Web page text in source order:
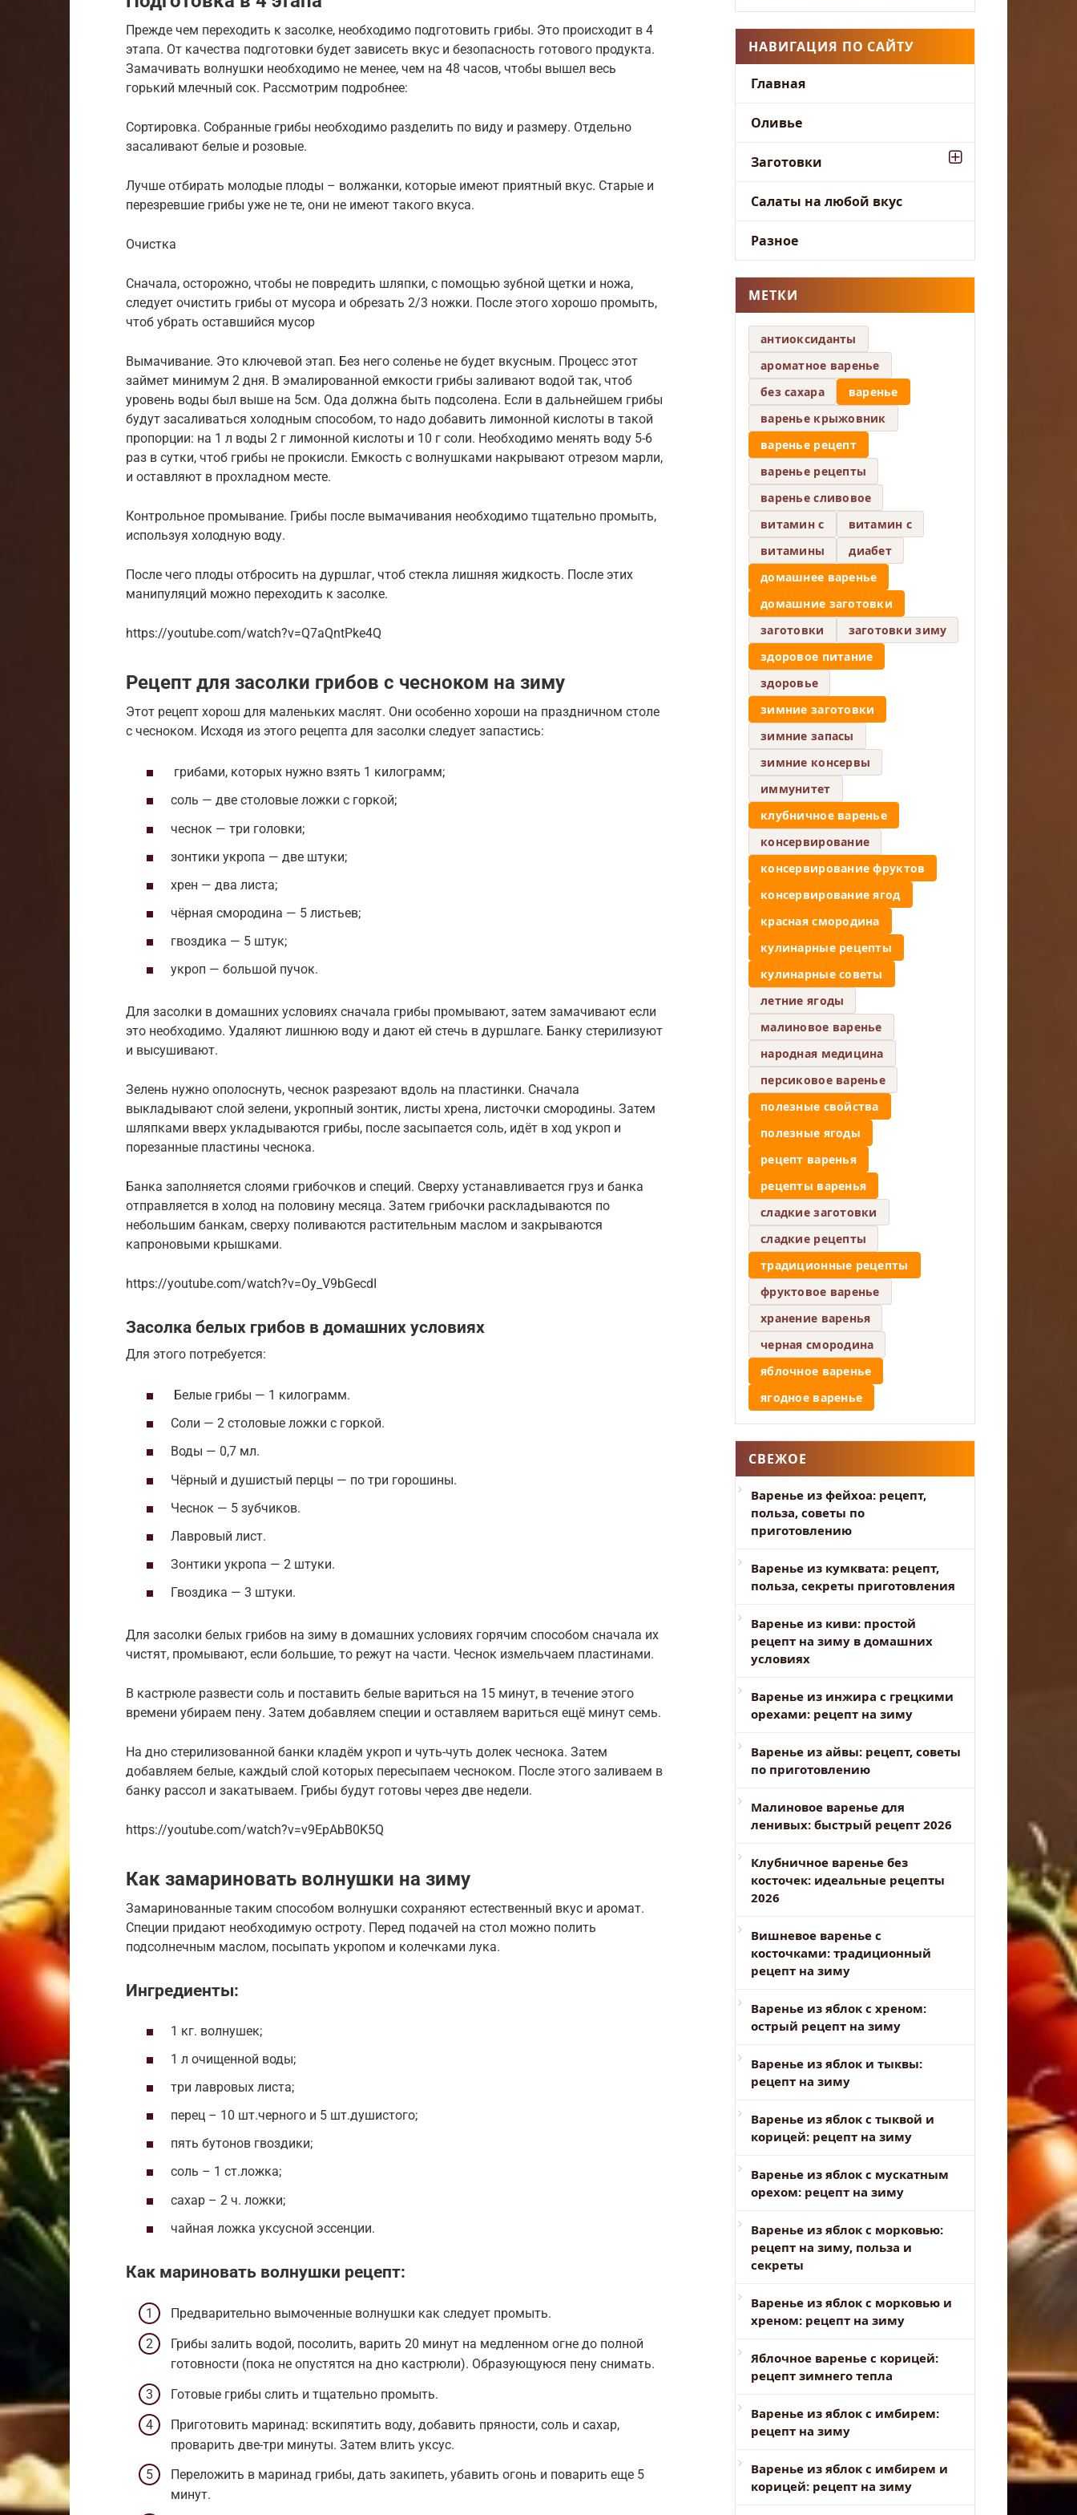
Прежде чем переходить к засолке, необходимо подготовить грибы. Это происходит в 4
этапа. От качества подготовки будет зависеть вкус и безопасность готового продукта.
Замачивать волнушки необходимо не менее, чем на 48 часов, чтобы вышел весь
горький млечный сок. Рассмотрим подробнее:
Сортировка. Собранные грибы необходимо разделить по виду и размеру. Отдельно
засаливают белые и розовые.
Лучше отбирать молодые плоды – волжанки, которые имеют приятный вкус. Старые и
перезревшие грибы уже не те, они не имеют такого вкуса.
Очистка
Сначала, осторожно, чтобы не повредить шляпки, с помощью зубной щетки и ножа,
следует очистить грибы от мусора и обрезать 2/3 ножки. После этого хорошо промыть,
чтоб убрать оставшийся мусор
Вымачивание. Это ключевой этап. Без него соленье не будет вкусным. Процесс этот
займет минимум 2 дня. В эмалированной емкости грибы заливают водой так, чтоб
уровень воды был выше на 5см. Ода должна быть подсолена. Если в дальнейшем грибы
будут засаливаться холодным способом, то надо добавить лимонной кислоты в такой
пропорции: на 1 л воды 2 г лимонной кислоты и 10 г соли. Необходимо менять воду 5-6
раз в сутки, чтоб грибы не прокисли. Емкость с волнушками накрывают отрезом марли,
и оставляют в прохладном месте.
Контрольное промывание. Грибы после вымачивания необходимо тщательно промыть,
используя холодную воду.
После чего плоды отбросить на дуршлаг, чтоб стекла лишняя жидкость. После этих
манипуляций можно переходить к засолке.
https://youtube.com/watch?v=Q7aQntPke4Q
Рецепт для засолки грибов с чесноком на зиму
Этот рецепт хорош для маленьких маслят. Они особенно хороши на праздничном столе
с чесноком. Исходя из этого рецепта для засолки следует запастись:
грибами, которых нужно взять 1 килограмм;
соль — две столовые ложки с горкой;
чеснок — три головки;
зонтики укропа — две штуки;
хрен — два листа;
чёрная смородина — 5 листьев;
гвоздика — 5 штук;
укроп — большой пучок.
Для засолки в домашних условиях сначала грибы промывают, затем замачивают если
это необходимо. Удаляют лишнюю воду и дают ей стечь в дуршлаге. Банку стерилизуют
и высушивают.
Зелень нужно ополоснуть, чеснок разрезают вдоль на пластинки. Сначала
выкладывают слой зелени, укропный зонтик, листы хрена, листочки смородины. Затем
шляпками вверх укладываются грибы, после засыпается соль, идёт в ход укроп и
порезанные пластины чеснока.
Банка заполняется слоями грибочков и специй. Сверху устанавливается груз и банка
отправляется в холод на половину месяца. Затем грибочки раскладываются по
небольшим банкам, сверху поливаются растительным маслом и закрываются
капроновыми крышками.
https://youtube.com/watch?v=Oy_V9bGecdI
Засолка белых грибов в домашних условиях
Для этого потребуется:
Белые грибы — 1 килограмм.
Соли — 2 столовые ложки с горкой.
Воды — 0,7 мл.
Чёрный и душистый перцы — по три горошины.
Чеснок — 5 зубчиков.
Лавровый лист.
Зонтики укропа — 2 штуки.
Гвоздика — 3 штуки.
Для засолки белых грибов на зиму в домашних условиях горячим способом сначала их
чистят, промывают, если большие, то режут на части. Чеснок измельчаем пластинами.
В кастрюле развести соль и поставить белые вариться на 15 минут, в течение этого
времени убираем пену. Затем добавляем специи и оставляем вариться ещё минут семь.
На дно стерилизованной банки кладём укроп и чуть-чуть долек чеснока. Затем
добавляем белые, каждый слой которых пересыпаем чесноком. После этого заливаем в
банку рассол и закатываем. Грибы будут готовы через две недели.
https://youtube.com/watch?v=v9EpAbB0K5Q
Как замариновать волнушки на зиму
Замаринованные таким способом волнушки сохраняют естественный вкус и аромат.
Специи придают необходимую остроту. Перед подачей на стол можно полить
подсолнечным маслом, посыпать укропом и колечками лука.
Ингредиенты:
1 кг. волнушек;
1 л очищенной воды;
три лавровых листа;
перец – 10 шт.черного и 5 шт.душистого;
пять бутонов гвоздики;
соль – 1 ст.ложка;
сахар – 2 ч. ложки;
чайная ложка уксусной эссенции.
Как мариновать волнушки рецепт:
Предварительно вымоченные волнушки как следует промыть.
Грибы залить водой, посолить, варить 20 минут на медленном огне до полной
готовности (пока не опустятся на дно кастрюли). Образующуюся пену снимать.
Готовые грибы слить и тщательно промыть.
Приготовить маринад: вскипятить воду, добавить пряности, соль и сахар,
проварить две-три минуты. Затем влить уксус.
Переложить в маринад грибы, дать закипеть, убавить огонь и поварить еще 5
минут.
НАВИГАЦИЯ ПО САЙТУ
Главная
Оливье
Заготовки
Салаты на любой вкус
Разное
МЕТКИ
антиоксиданты
ароматное варенье
без сахара
варенье
варенье крыжовник
варенье рецепт
варенье рецепты
варенье сливовое
витамин c
витамин с
витамины
диабет
домашнее варенье
домашние заготовки
заготовки
заготовки зиму
здоровое питание
здоровье
зимние заготовки
зимние запасы
зимние консервы
иммунитет
клубничное варенье
консервирование
консервирование фруктов
консервирование ягод
красная смородина
кулинарные рецепты
кулинарные советы
летние ягоды
малиновое варенье
народная медицина
персиковое варенье
полезные свойства
полезные ягоды
рецепт варенья
рецепты варенья
сладкие заготовки
сладкие рецепты
традиционные рецепты
фруктовое варенье
хранение варенья
черная смородина
яблочное варенье
ягодное варенье
СВЕЖОЕ
Варенье из фейхоа: рецепт,
польза, советы по
приготовлению
Варенье из кумквата: рецепт,
польза, секреты приготовления
Варенье из киви: простой
рецепт на зиму в домашних
условиях
Варенье из инжира с грецкими
орехами: рецепт на зиму
Варенье из айвы: рецепт, советы
по приготовлению
Малиновое варенье для
ленивых: быстрый рецепт 2026
Клубничное варенье без
косточек: идеальные рецепты
2026
Вишневое варенье с
косточками: традиционный
рецепт на зиму
Варенье из яблок с хреном:
острый рецепт на зиму
Варенье из яблок и тыквы:
рецепт на зиму
Варенье из яблок с тыквой и
корицей: рецепт на зиму
Варенье из яблок с мускатным
орехом: рецепт на зиму
Варенье из яблок с морковью:
рецепт на зиму, польза и
секреты
Варенье из яблок с морковью и
хреном: рецепт на зиму
Яблочное варенье с корицей:
рецепт зимнего тепла
Варенье из яблок с имбирем:
рецепт на зиму
Варенье из яблок с имбирем и
корицей: рецепт на зиму